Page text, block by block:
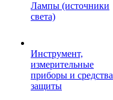
Лампы (источники
света)
Инструмент,
измерительные
приборы и средства
защиты